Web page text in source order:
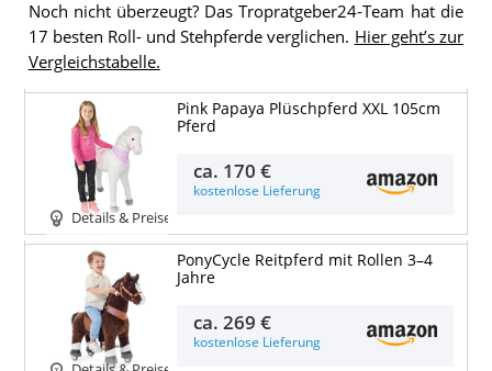
Noch nicht überzeugt? Das Tropratgeber24-Team hat die
17 besten Roll- und Stehpferde verglichen. Hier geht’s zur
Vergleichstabelle.
Details & Preise
Pink Papaya Plüschpferd XXL 105cm
Pferd
ca. 170 €
kostenlose Lieferung
PonyCycle Reitpferd mit Rollen 3–4
Jahre
ca.269 €
kostenlose Lieferung